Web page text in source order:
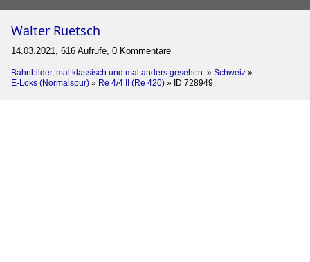
Walter Ruetsch
14.03.2021, 616 Aufrufe, 0 Kommentare
Bahnbilder, mal klassisch und mal anders gesehen. » Schweiz »
E-Loks (Normalspur) » Re 4/4 II (Re 420) » ID 728949